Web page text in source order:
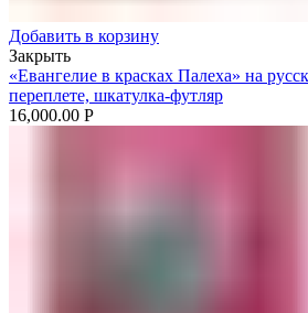
Добавить в корзину
Закрыть
«Евангелие в красках Палеха» на
переплете, шкатулка-футляр
16,000.00 Р